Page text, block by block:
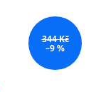
344 Kč
–9 %